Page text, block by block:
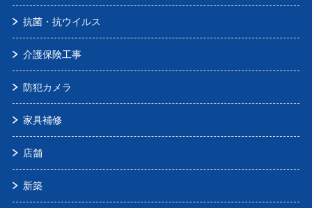
抗菌・抗ウイルス
介護保険工事
防犯カメラ
家具補修
店舗
新築